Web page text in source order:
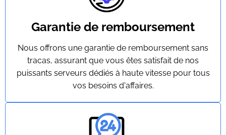
Garantie de remboursement
Nous offrons une garantie de remboursement sans
tracas, assurant que vous êtes satisfait de nos
puissants serveurs dédiés à haute vitesse pour tous
vos besoins d'affaires.